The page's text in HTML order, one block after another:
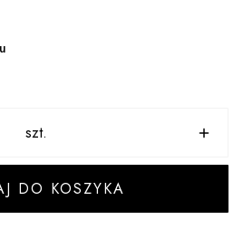
szt.
DO KOSZYKA